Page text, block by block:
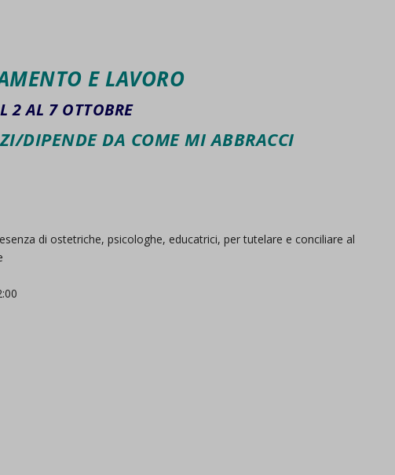
E LAVORO
2 AL 7 OTTOBRE
DIPENDE DA COME MI ABBRACCI
di ostetriche, psicologhe, educatrici, per tutelare e conciliare al